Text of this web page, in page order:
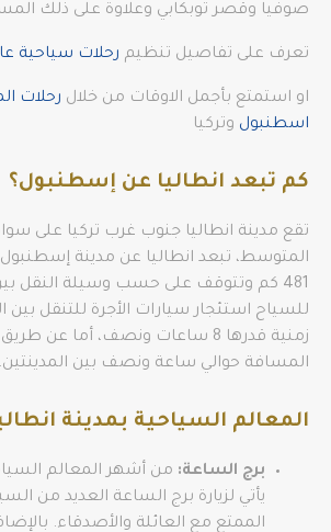
صوفيا وقصر توبكابي وعلاوة على ذلك
تعرف على تفاصيل تنظيم رحلات سياحية
او استمتع بأجمل الاوقات من خلال رحلات
اسطنبول وتركيا
كم تبعد انطاليا عن إسطنبول؟
تقع مدينة انطاليا جنوب غرب تركيا على
المتوسط، تبعد انطاليا عن مدينة
481 كم وتتوقف على حسب وسيلة النقل
للسياح استئجار سيارات الأجرة للتنقل بين
زمنية قدرها 8 ساعات ونصف، أما
المسافة حوالي ساعة ونصف بين المدينتين.
المعالم السياحية بمدينة
برج الساعة: من أشهر المعالم
يأتي لزيارة برج الساعة العديد من
الممتع مع العائلة والأصدقاء.